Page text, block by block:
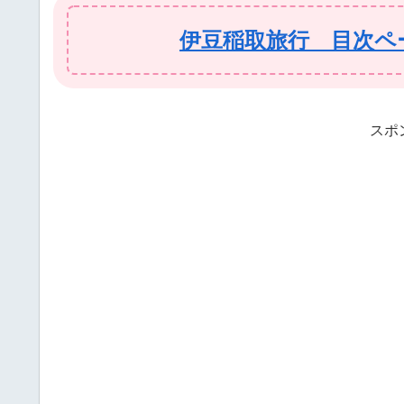
伊豆稲取旅行 目次ペ
スポ